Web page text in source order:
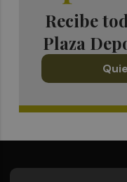
Recibe
Plaza